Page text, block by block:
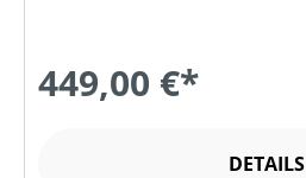
449,00 €*
DETAILS